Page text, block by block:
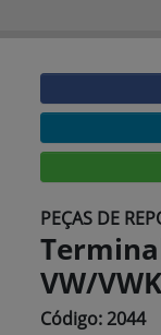
PEÇAS DE
VW/
Código: 2044